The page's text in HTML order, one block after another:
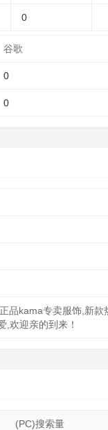
0
谷歌
0
0
品kama专卖服饰,新
,欢迎亲的到来！
(PC)搜索量